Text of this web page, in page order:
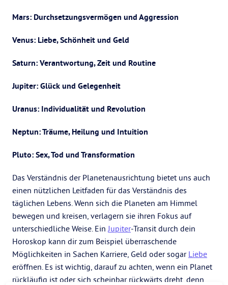
Mars: Durchsetzungsvermögen und Aggression
Venus: Liebe, Schönheit und Geld
Saturn: Verantwortung, Zeit und Routine
Jupiter: Glück und Gelegenheit
Uranus: Individualität und Revolution
Neptun: Träume, Heilung und Intuition
Pluto: Sex, Tod und Transformation
Das Verständnis der Planetenausrichtung bietet uns auch
einen nützlichen Leitfaden für das Verständnis des
täglichen Lebens. Wenn sich die Planeten am Himmel
bewegen und kreisen, verlagern sie ihren Fokus auf
unterschiedliche Weise. EinJupiter-Transit durch dein
Horoskop kann dir zum Beispiel überraschende
Möglichkeiten in Sachen Karriere, Geld oder sogar Liebe
eröffnen. Es ist wichtig, darauf zu achten, wenn ein Planet
rückläufig ist oder sich scheinbar rückwärts dreht, denn